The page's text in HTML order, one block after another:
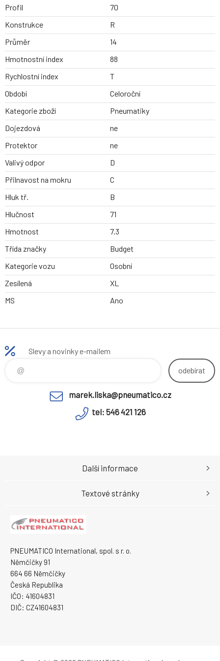
Profil
70
Konstrukce
R
Průměr
14
Hmotnostní index
88
Rychlostní index
T
Období
Celoroční
Kategorie zboží
Pneumatiky
Dojezdová
ne
Protektor
ne
Valivý odpor
D
Přilnavost na mokru
C
Hluk tř.
B
Hlučnost
71
Hmotnost
7.3
Třída značky
Budget
Kategorie vozu
Osobní
Zesílená
XL
MS
Ano
Slevy a novinky e-mailem
odebírat
marek.liska@pneumatico.cz
tel: 546 421 126
PNEUMATICO International, spol. s r. o.
Němčičky 91
664 66 Němčičky
Česká Republika
IČO: 41604831
DIČ: CZ41604831
Další informace
Textové stránky